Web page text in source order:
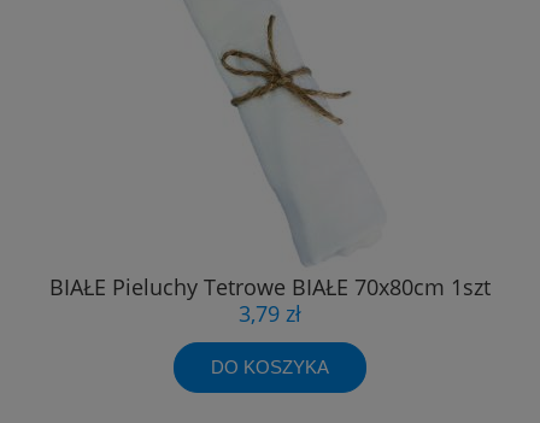
BIAŁE Pieluchy Tetrowe BIAŁE 70x80cm 1szt
3,79 zł
DO KOSZYKA